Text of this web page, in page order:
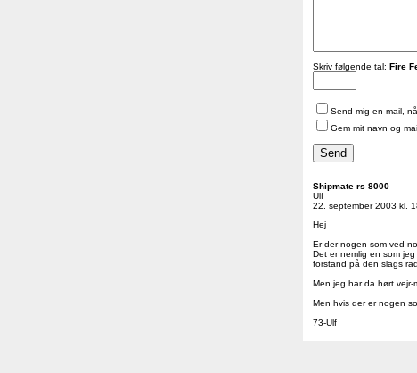
Skriv følgende tal: Fire
Send mig en mail,
Gem mit navn og
Shipmate rs 8000
Ulf
22. september 2003 kl.
Hej
Er der nogen som ved
Det er nemlig en som
forstand på den slags
Men jeg har da hørt vejr-
Men hvis der er nogen
73-Ulf